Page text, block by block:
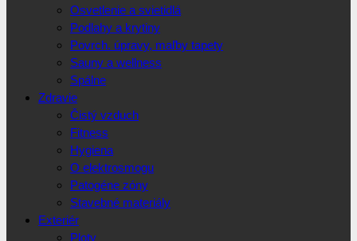
Osvetlenie a svietidlá
Podlahy a krytiny
Povrch. úpravy, maľby tapety
Sauny a wellness
Spálne
Zdravie
Čistý vzduch
Fitness
Hygiena
O elektrosmogu
Patogéne zóny
Stavebné materiály
Exteriér
Ploty